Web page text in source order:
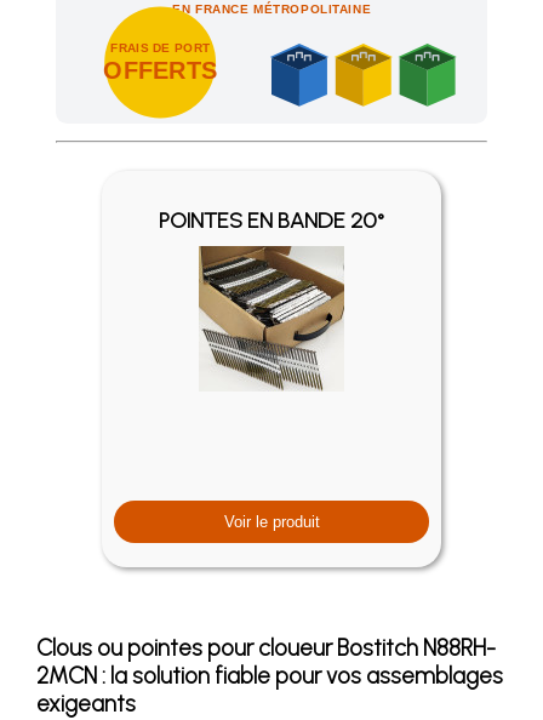
EN FRANCE MÉTROPOLITAINE
FRAIS DE PORT
OFFERTS
Achetez 4 sachets ou boîtes d'agrafes ou de pointes et
POINTES EN BANDE 20°
Voir le produit
Clous ou pointes pour cloueur Bostitch N88RH-
2MCN : la solution fiable pour vos assemblages
exigeants